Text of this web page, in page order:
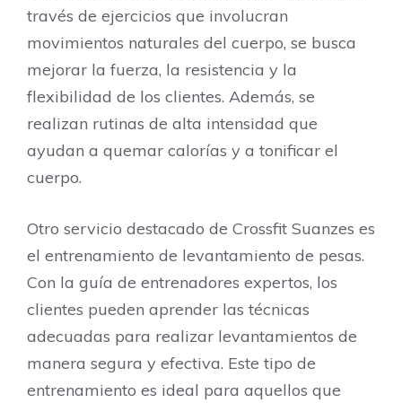
través de ejercicios que involucran
movimientos naturales del cuerpo, se busca
mejorar la fuerza, la resistencia y la
flexibilidad de los clientes. Además, se
realizan rutinas de alta intensidad que
ayudan a quemar calorías y a tonificar el
cuerpo.
Otro servicio destacado de Crossfit Suanzes es
el entrenamiento de levantamiento de pesas.
Con la guía de entrenadores expertos, los
clientes pueden aprender las técnicas
adecuadas para realizar levantamientos de
manera segura y efectiva. Este tipo de
entrenamiento es ideal para aquellos que